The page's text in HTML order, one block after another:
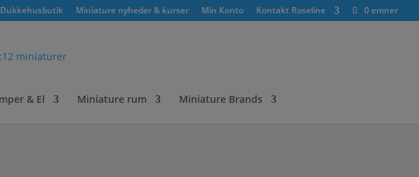
Dukkehusbutik Miniature nyheder & kurser Min Konto Kontakt Roseline 0 emner
& El Miniature rum Miniature Brands